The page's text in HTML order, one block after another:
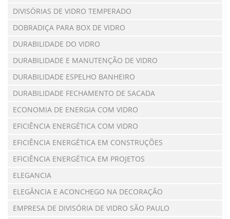
DIVISÓRIAS DE VIDRO TEMPERADO
DOBRADIÇA PARA BOX DE VIDRO
DURABILIDADE DO VIDRO
DURABILIDADE E MANUTENÇÃO DE VIDRO
DURABILIDADE ESPELHO BANHEIRO
DURABILIDADE FECHAMENTO DE SACADA
ECONOMIA DE ENERGIA COM VIDRO
EFICIÊNCIA ENERGÉTICA COM VIDRO
EFICIÊNCIA ENERGÉTICA EM CONSTRUÇÕES
EFICIÊNCIA ENERGÉTICA EM PROJETOS
ELEGANCIA
ELEGÂNCIA E ACONCHEGO NA DECORAÇÃO
EMPRESA DE DIVISÓRIA DE VIDRO SÃO PAULO